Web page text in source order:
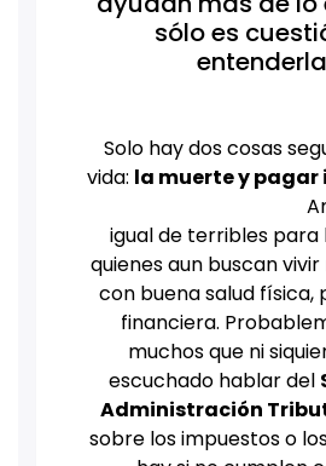
sólo es
Solo hay dos cosas
vida: la muerte y pagar
Ambas
igual de terribles para
quienes aun buscan
con buena salud física,
financiera.
muchos que ni
escuchado hablar del
Administración
sobre los impuestos o